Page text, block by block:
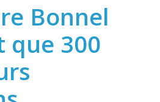
Bonnel
que 300